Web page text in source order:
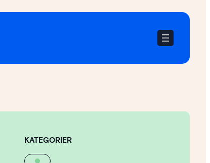
KATEGORIER